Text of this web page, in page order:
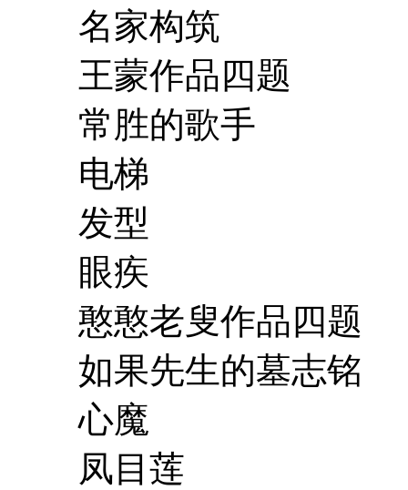
名家构筑
王蒙作品四题
常胜的歌手
电梯
发型
眼疾
憨憨老叟作品四题
如果先生的墓志铭
心魔
凤目莲